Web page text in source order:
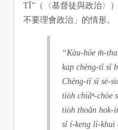
TĪ”（〈基督徒與政治〉
不要理會政治」的情形。
“Kàu-hōe m̄-
kap chèng-tī sī
Chèng-tī sī sè-
tio̍h chiâⁿ-chòe
tio̍h thoân hok-
sī í-keng lī-